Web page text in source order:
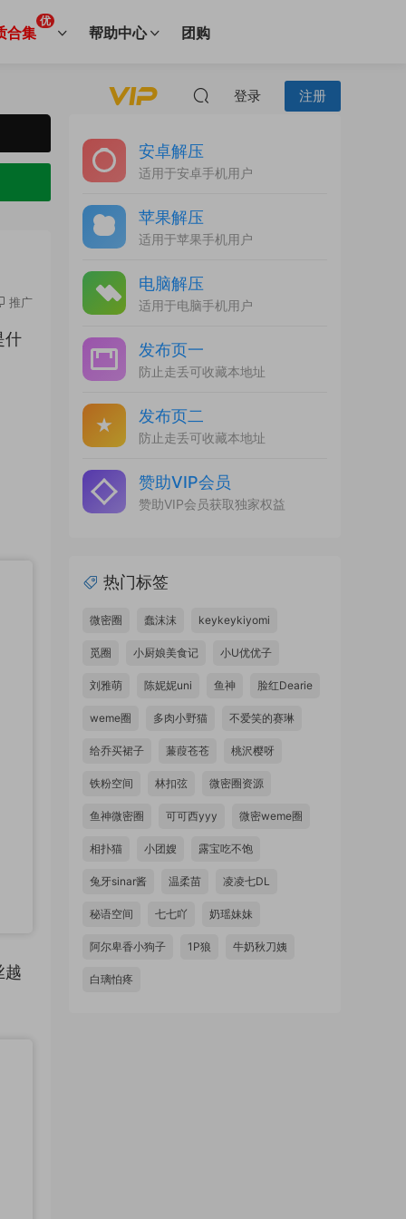
合集
优
帮助中心 团购
登录 注册
推广
什
越
安卓解压
适用于安卓手机用户
苹果解压
适用于苹果手机用户
电脑解压
适用于电脑手机用户
发布页一
防止走丢可收藏本地址
发布页二
防止走丢可收藏本地址
赞助VIP会员
赞助VIP会员获取独家权益
热门标签
微密圈 蠢沫沫 keykeykiyomi
觅圈 小厨娘美食记 小U优优子
刘雅萌 陈妮妮uni 鱼神 脸红Dearie
weme圈 多肉小野猫 不爱笑的赛琳
给乔买裙子 蒹葭苍苍 桃沢樱呀
铁粉空间 林扣弦 微密圈资源
鱼神微密圈 可可西yyy 微密weme圈
相扑猫 小团嫂 露宝吃不饱
兔牙sinar酱 温柔苗 凌凌七DL
秘语空间 七七吖 奶瑶妹妹
阿尔卑香小狗子 1P狼 牛奶秋刀姨
白璃怕疼